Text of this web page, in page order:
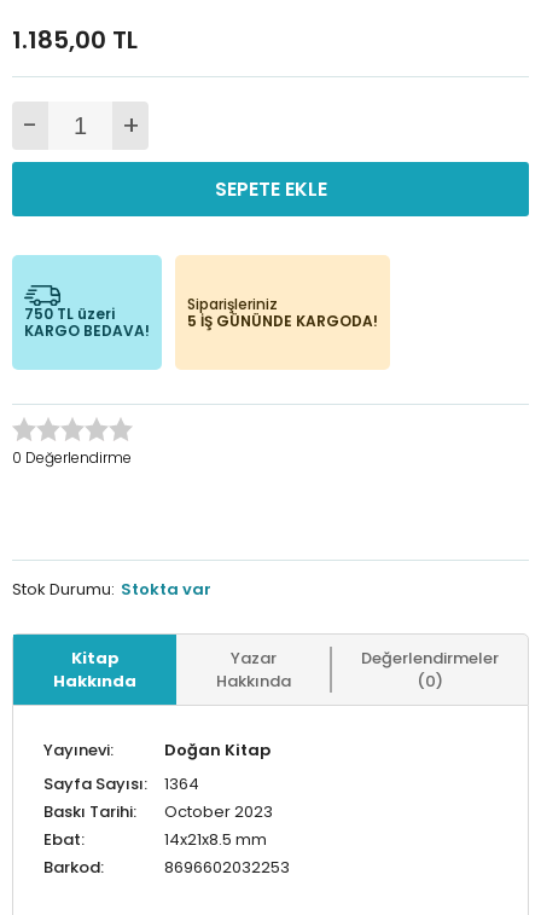
1.185,00 TL
- +
SEPETE EKLE
750 TL üzeri
KARGO BEDAVA!
Siparişleriniz
5 İŞ GÜNÜNDE KARGODA!
0 Değerlendirme
Stok Durumu: Stokta var
Kitap
Hakkında
Yazar
Hakkında
Değerlendirmeler
(0)
Yayınevi:
Doğan Kitap
Sayfa Sayısı:
1364
Baskı Tarihi:
October 2023
Ebat:
14x21x8.5 mm
Barkod:
8696602032253